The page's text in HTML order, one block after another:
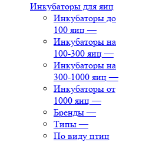
Инкубаторы для яиц
Инкубаторы до
100 яиц —
Инкубаторы на
100-300 яиц —
Инкубаторы на
300-1000 яиц —
Инкубаторы от
1000 яиц —
Бренды —
Типы —
По виду птиц